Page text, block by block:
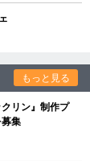
もっと見る
リン』制作プ
集